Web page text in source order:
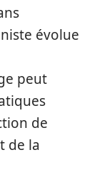
évolue
peut
de
de la